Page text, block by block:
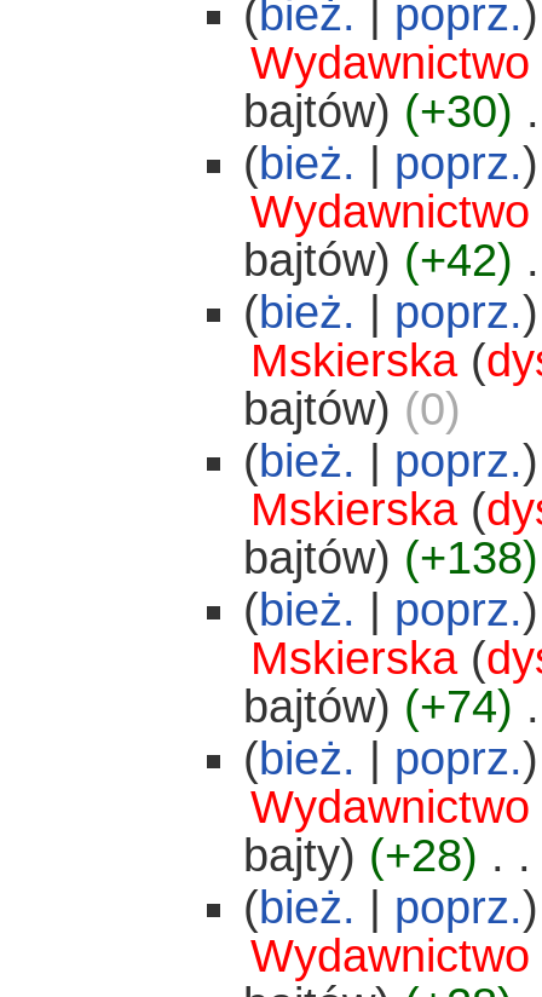
(bież. poprz.)
Wydawnictwo
bajtów) (+30)
(bież. poprz.)
Wydawnictwo
bajtów) (+42)
(bież. poprz.)
Mskierska (
bajtów) (0)
(bież. poprz.)
Mskierska (
bajtów) (+138)
(bież. poprz.)
Mskierska (
bajtów) (+74)
(bież. poprz.)
Wydawnictwo
bajty) (+28) . .
(bież. poprz.)
Wydawnictwo